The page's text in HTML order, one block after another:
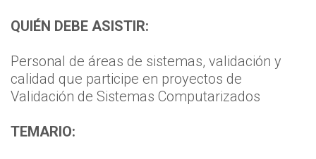
QUIÉN DEBE ASISTIR:
Personal de áreas de sistemas, validación y
calidad que participe en proyectos de
Validación de Sistemas Computarizados
TEMARIO: